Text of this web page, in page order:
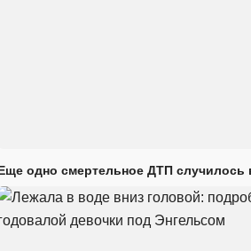
одно смертельное ДТП случилось